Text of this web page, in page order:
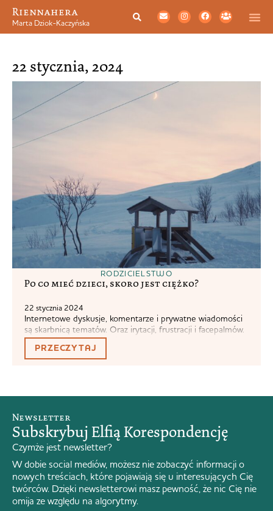
Riennahera
Marta Dziok-Kaczyńska
22 stycznia, 2024
RODZICIELSTWO
Po co mieć dzieci, skoro jest ciężko?
22 stycznia 2024
Internetowe dyskusje, komentarze i prywatne wiadomości
są skarbnicą tematów. Oraz irytacji, frustracji i facepalmów.
Zderzenie z osobami, które mają inne poglądy na w ogóle
wszystko pozostaje często szokiem. Może po części
dlatego, że ironia to jest dość efemeryczny środek literacki
PRZECZYTAJ
Newsletter
Subskrybuj Elfią Korespondencję
Czymże jest newsletter?
W dobie social mediów, możesz nie zobaczyć informacji o
nowych treściach, które pojawiają się u interesujących Cię
twórców. Dzięki newsletterowi masz pewność, że nic Cię nie
omija ze względu na algorytmy.